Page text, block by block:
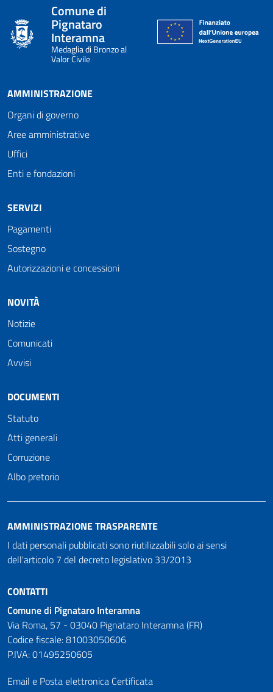
Comune di
Pignataro
Interamna
Medaglia di Bronzo al
Valor Civile
AMMINISTRAZIONE
Organi di governo
Aree amministrative
Uffici
Enti e fondazioni
SERVIZI
Pagamenti
Sostegno
Autorizzazioni e concessioni
NOVITÀ
Notizie
Comunicati
Avvisi
DOCUMENTI
Statuto
Atti generali
Corruzione
Albo pretorio
AMMINISTRAZIONE TRASPARENTE
I dati personali pubblicati sono riutilizzabili solo ai sensi
dell'articolo 7 del decreto legislativo 33/2013
CONTATTI
Comune di Pignataro Interamna
Via Roma, 57 - 03040 Pignataro Interamna (FR)
Codice fiscale: 81003050606
P.IVA: 01495250605
Email e Posta elettronica Certificata